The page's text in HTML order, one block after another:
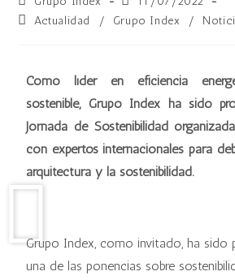
Actualidad
/ Grupo Index /
Como líder en eficiencia
sostenible, Grupo Index ha sido
Jornada de Sostenibilidad
con expertos internacionales para
arquitectura y la sostenibilidad.
Grupo Index, como invitado, ha sido
una de las ponencias sobre